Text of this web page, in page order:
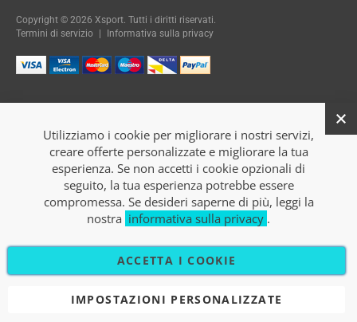
Copyright © 2026 Xsport. Tutti i diritti riservati.
Termini di servizio | Informativa sulla privacy
Utilizziamo i cookie per migliorare i nostri servizi,
creare offerte personalizzate e migliorare la tua
esperienza. Se non accetti i cookie opzionali di
seguito, la tua esperienza potrebbe essere
compromessa. Se desideri saperne di più, leggi la
nostra informativa sulla privacy .
ACCETTA I COOKIE
IMPOSTAZIONI PERSONALIZZATE